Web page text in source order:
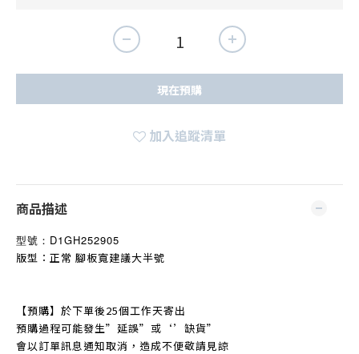
現在預購
加入追蹤清單
商品描述
型號： D1GH252905
版型：正常 腳板寬建議大半號
【預購】於下單後25個工作天寄出
預購過程可能發生” 延誤” 或‘’缺貨”
會以訂單訊息通知取消，造成不便敬請見諒